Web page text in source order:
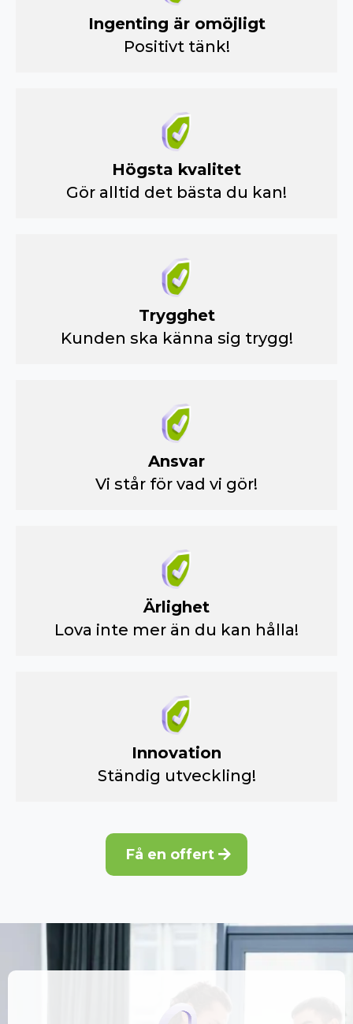
Ingenting är omöjligt
Positivt tänk!
Högsta kvalitet
Gör alltid det bästa du kan!
Trygghet
Kunden ska känna sig trygg!
Ansvar
Vi står för vad vi gör!
Ärlighet
Lova inte mer än du kan hålla!
Innovation
Ständig utveckling!
Få en offert